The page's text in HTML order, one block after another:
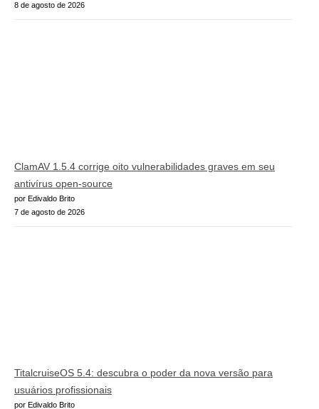
8 de agosto de 2026
ClamAV 1.5.4 corrige oito vulnerabilidades graves em seu
antivírus open-source
por Edivaldo Brito
7 de agosto de 2026
TitalcruiseOS 5.4: descubra o poder da nova versão para
usuários profissionais
por Edivaldo Brito